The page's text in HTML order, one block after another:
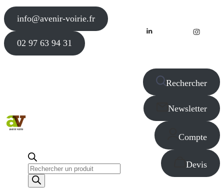
info@avenir-voirie.fr
02 97 63 94 31
Recherche
de
produits
Rechercher
Newsletter
Compte
Devis